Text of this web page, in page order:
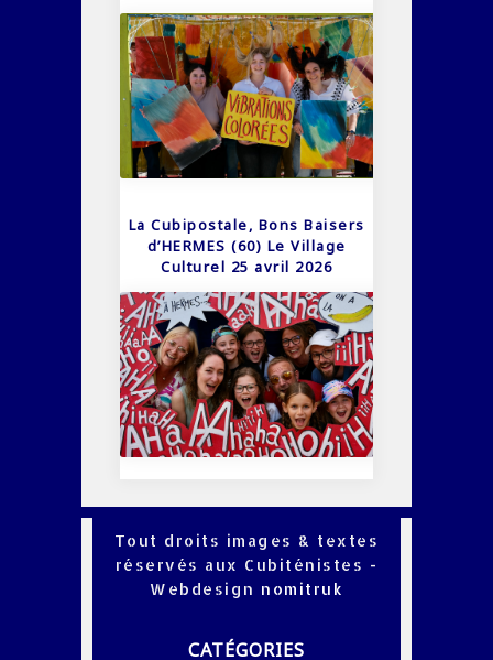
La Cubipostale, Bons Baisers
d’HERMES (60) Le Village
Culturel 25 avril 2026
Tout droits images & textes
réservés aux Cubiténistes -
Webdesign nomitruk
CATÉGORIES